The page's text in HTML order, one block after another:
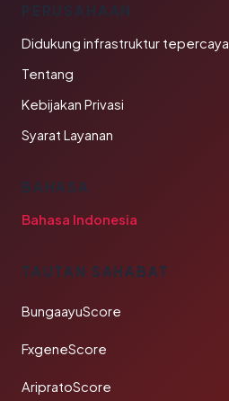
PERUSAHAAN
Didukung infrastruktur tepercaya
Tentang
Kebijakan Privasi
Syarat Layanan
BAHASA
Bahasa Indonesia
TAUTAN SAHABAT
BungaayuScore
FxgeneScore
AripratoScore